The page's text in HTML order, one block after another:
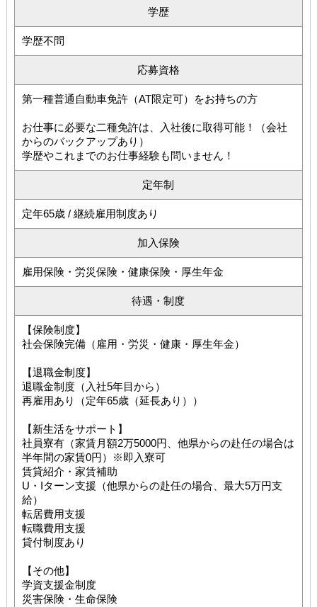
学歴
学歴不問
応募資格
第一種普通自動車免許（AT限定可）をお持ちの方
お仕事に必要な二種免許は、入社後に取得可能！（会社
からのバックアップあり）
学歴やこれまでのお仕事経験も問いません！
定年制
定年65歳 / 継続雇用制度あり
加入保険
雇用保険・労災保険・健康保険・厚生年金
待遇・制度
【保険制度】
社会保険完備（雇用・労災・健康・厚生年金）
【退職金制度】
退職金制度（入社5年目から）
再雇用あり（定年65歳（延長あり））
【新生活をサポート】
社員寮有（家賃月額2万5000円、他県からの赴任の場合は
半年間の家賃0円）※即入寮可
賃貸紹介・家賃補助
U・Iターン支援（他県からの赴任の場合、最大5万円支
給）
転居費用支援
転職費用支援
貸付制度あり
【その他】
学資支援金制度
災害保険・生命保険